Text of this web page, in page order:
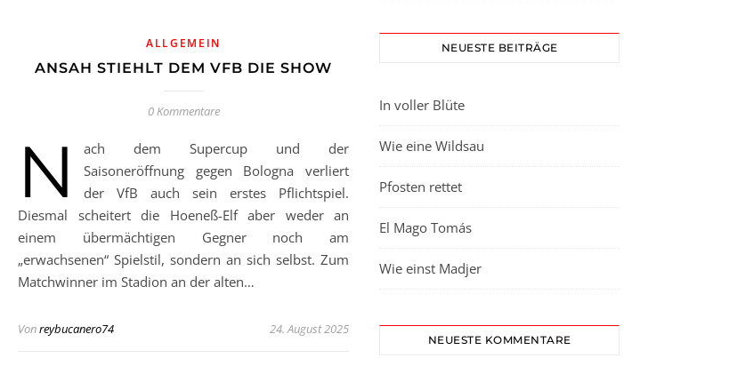
ALLGEMEIN
ANSAH STIEHLT DEM VFB DIE SHOW
0 Kommentare
N
ach dem Supercup und der
Saisoneröffnung gegen Bologna verliert
der VfB auch sein erstes Pflichtspiel.
Diesmal scheitert die Hoeneß-Elf aber weder an
einem übermächtigen Gegner noch am
„erwachsenen“ Spielstil, sondern an sich selbst. Zum
Matchwinner im Stadion an der alten…
Vonreybucanero74 24. August 2025
NEUESTE BEITRÄGE
In voller Blüte
Wie eine Wildsau
Pfosten rettet
El Mago Tomás
Wie einst Madjer
NEUESTE KOMMENTARE